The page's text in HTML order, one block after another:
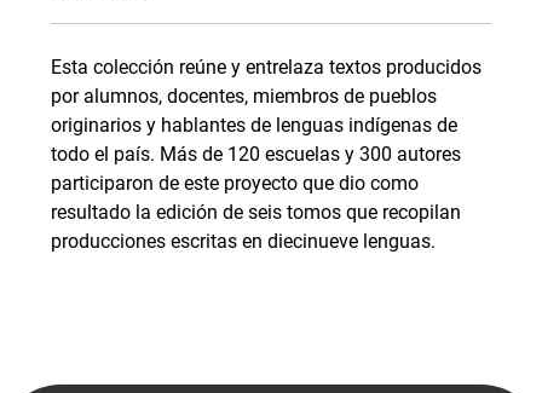
Esta colección reúne y entrelaza textos producidos
por alumnos, docentes, miembros de pueblos
originarios y hablantes de lenguas indígenas de
todo el país. Más de 120 escuelas y 300 autores
participaron de este proyecto que dio como
resultado la edición de seis tomos que recopilan
producciones escritas en diecinueve lenguas.